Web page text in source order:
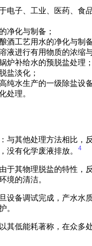
电子、工业、医药、食
净化与制备；
酒工艺用水的净化与制备
液进行有用物质的浓缩与
炉补给水的预脱盐处理；
盐淡化；
纯水生产的一级除盐设备
处理。
与其他处理方法相比，
没有化学废液排放。
4
于其物理脱盐的特性，
境的清洁。
设备调试完成，产水水
。
其低能耗著称，在众多